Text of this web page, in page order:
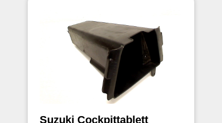
Suzuki Cockpittablett